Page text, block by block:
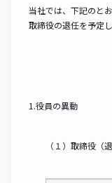
当社では、下記のと
取締役の退任を予定
1.役員の異動
（１）取締役（退